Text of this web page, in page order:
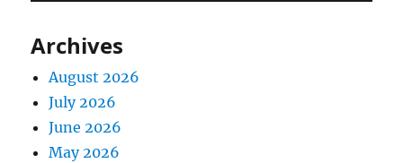
Archives
August 2026
July 2026
June 2026
May 2026